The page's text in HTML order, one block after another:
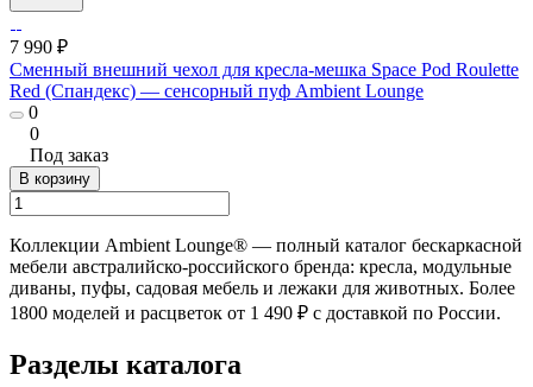
7 990 ₽
Сменный внешний чехол для кресла-мешка Space Pod Roulette
Red (Спандекс) — сенсорный пуф Ambient Lounge
0
0
Под заказ
В корзину
Коллекции Ambient Lounge® — полный каталог бескаркасной
мебели австралийско-российского бренда: кресла, модульные
диваны, пуфы, садовая мебель и лежаки для животных. Более
1800 моделей и расцветок от 1 490 ₽ с доставкой по России.
Разделы каталога